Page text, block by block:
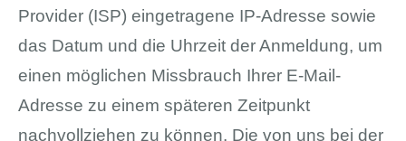
Provider (ISP) eingetragene IP-Adresse sowie
das Datum und die Uhrzeit der Anmeldung, um
einen möglichen Missbrauch Ihrer E-Mail-
Adresse zu einem späteren Zeitpunkt
nachvollziehen zu können. Die von uns bei der